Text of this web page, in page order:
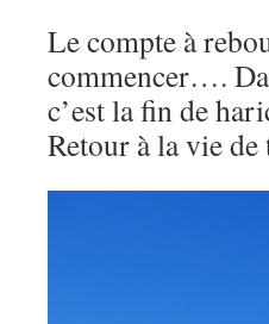
Le compte à
commencer….
c’est la fin de
Retour à la vie